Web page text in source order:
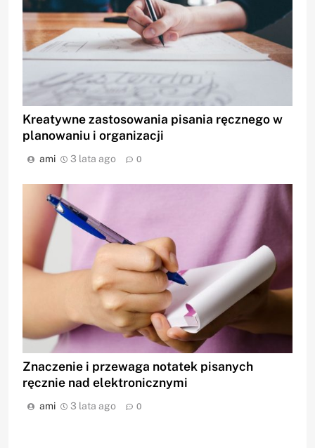
Kreatywne zastosowania pisania ręcznego w
planowaniu i organizacji
ami 3 lata ago 0
Znaczenie i przewaga notatek pisanych
ręcznie nad elektronicznymi
ami 3 lata ago 0